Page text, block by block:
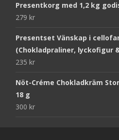
Presentkorg med 1,2 kg
279 kr
Presentset Vänskap i
(Chokladpraliner, lyckofigur
235 kr
Nöt-Créme Chokladkräm
18 g
300 kr